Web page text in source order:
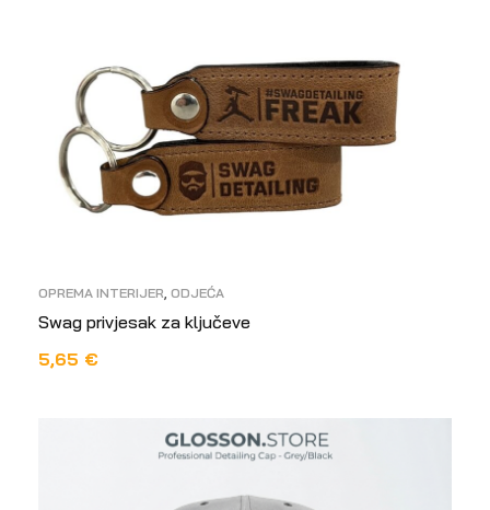
OPREMA INTERIJER ODJEĆA
Swag privjesak za ključeve
5,65 €